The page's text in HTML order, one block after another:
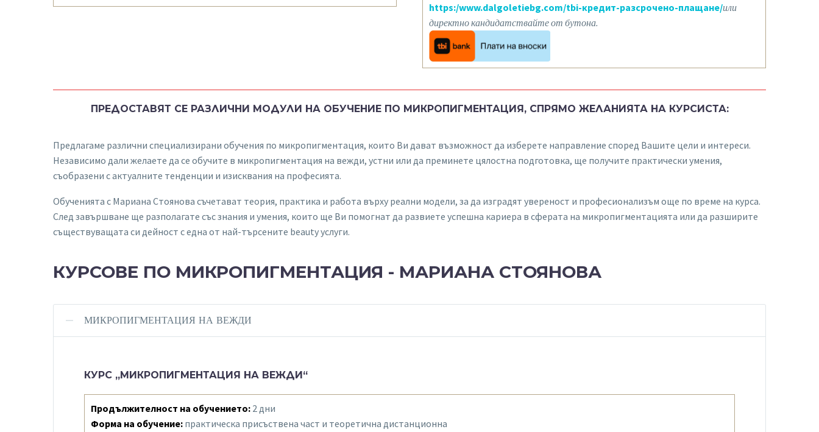
https:/www.dalgoletiebg.com/tbi-кредит-разсрочено-плащане/или
директно кандидатствайте от бутона.
ПРЕДОСТАВЯТ СЕ РАЗЛИЧНИ МОДУЛИ НА ОБУЧЕНИЕ ПО МИКРОПИГМЕНТАЦИЯ, СПРЯМО ЖЕЛАНИЯТА НА КУРСИСТА:
Предлагаме различни специализирани обучения по микропигментация, които Ви дават възможност да изберете направление според Вашите цели и интереси.
Независимо дали желаете да се обучите в микропигментация на вежди, устни или да преминете цялостна подготовка, ще получите практически умения,
съобразени с актуалните тенденции и изисквания на професията.
Обученията с Мариана Стоянова съчетават теория, практика и работа върху реални модели, за да изградят увереност и професионализъм още по време на курса.
След завършване ще разполагате със знания и умения, които ще Ви помогнат да развиете успешна кариера в сферата на микропигментацията или да разширите
съществуващата си дейност с една от най-търсените beauty услуги.
КУРСОВЕ ПО МИКРОПИГМЕНТАЦИЯ - МАРИАНА СТОЯНОВА
МИКРОПИГМЕНТАЦИЯ НА ВЕЖДИ
КУРС „МИКРОПИГМЕНТАЦИЯ НА ВЕЖДИ“
Продължителност на обучението: 2 дни
Форма на обучение: практическа присъствена част и теоретична дистанционна